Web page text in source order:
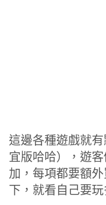
這邊各種遊戲就
宜版哈哈），遊
加，每項都要額
下，就看自己要